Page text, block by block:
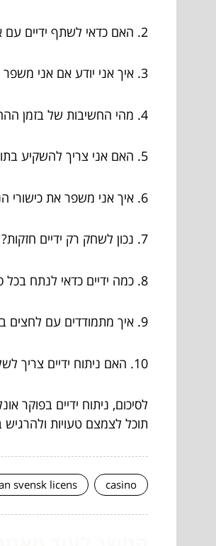
2. האם כדאי לשתף ידיים עם אחרים?
3. איך אני יודע אם אני משפר את המשחק שלי?
4. מהי החשיבות של בזמן ההחלטה?
5. האם אני צריך להשקיע בתוכנות ניתוח?
6. איך אני משפר את כישורי הניתוח שלי?
7. נכון לשחק רק ידיים חזקות?
8. כמה ידיים כדאי לנתח בכל סשן?
9. איך מתמודדים עם לחצים בזמן המשחק?
10. האם ניתוח ידיים צריך לשלב רגש?
לסיכום, ניתוח ידיים
תוכל לצמצם טעויות
casino
svensk licens